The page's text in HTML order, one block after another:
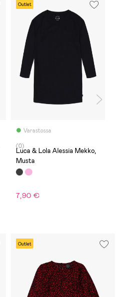
Outlet
Varastossa
(0)
Luca & Lola Alessia Mekko,
Musta
7,90 €
Outlet